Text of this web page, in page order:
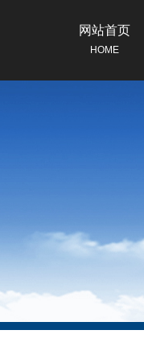
网站首页
HOME